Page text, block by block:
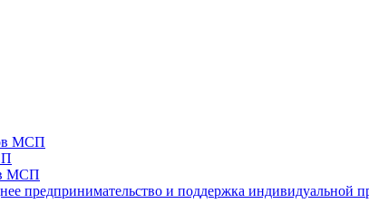
МСП
МСП
предпринимательство и поддержка индивидуальной